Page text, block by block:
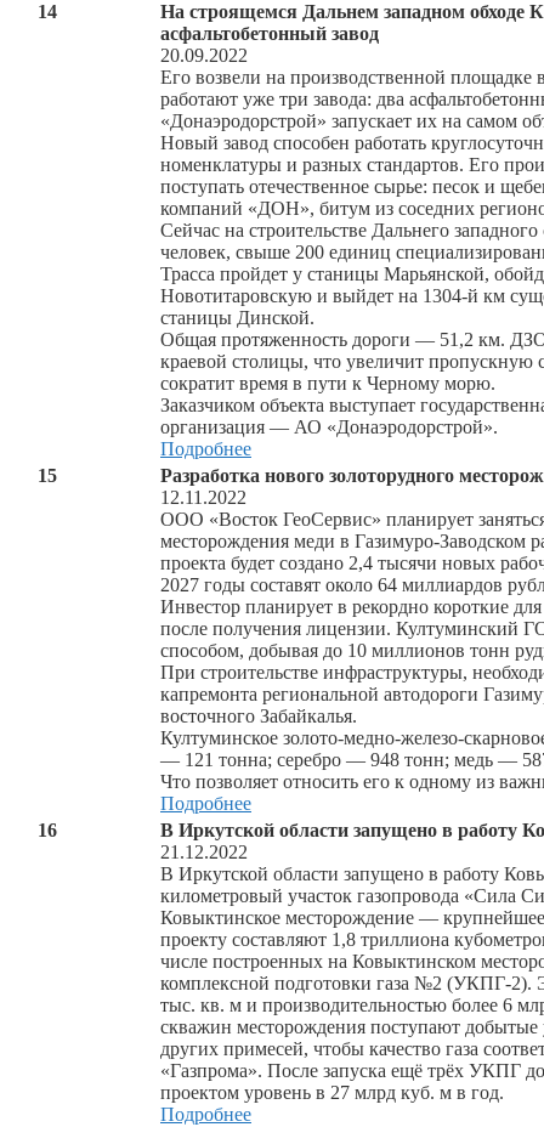
14
На строящемся Дальнем западном обходе
асфальтобетонный завод
20.09.2022
Его возвели на производственной площадке
работают уже три завода: два
«Донаэродорстрой» запускает их на самом
Новый завод способен работать
номенклатуры и разных стандартов. Его
поступать отечественное сырье: песок и
компаний «ДОН», битум из соседних
Сейчас на строительстве Дальнего
человек, свыше 200 единиц
Трасса пройдет у станицы Марьянской,
Новотитаровскую и выйдет на 1304-й км
станицы Динской.
Общая протяженность дороги — 51,2 км.
краевой столицы, что увеличит пропускную
сократит время в пути к Черному морю.
Заказчиком объекта выступает
организация — АО «Донаэродорстрой».
Подробнее
15
Разработка нового золоторудного
12.11.2022
ООО «Восток ГеоСервис» планирует
месторождения меди в Газимуро-Заводском
проекта будет создано 2,4 тысячи новых
2027 годы составят около 64 миллиардов
Инвестор планирует в рекордно короткие
после получения лицензии. Култуминский
способом, добывая до 10 миллионов тонн
При строительстве инфраструктуры,
капремонта региональной автодороги
восточного Забайкалья.
Култуминское золото-медно-железо-
— 121 тонна; серебро — 948 тонн; медь —
Что позволяет относить его к одному из
Подробнее
16
В Иркутской области запущено в работу
21.12.2022
В Иркутской области запущено в работу
километровый участок газопровода «Сила
Ковыктинское месторождение — крупнейшее
проекту составляют 1,8 триллиона
числе построенных на Ковыктинском
комплексной подготовки газа №2 (УКПГ-2).
тыс. кв. м и производительностью более 6
скважин месторождения поступают
других примесей, чтобы качество газа
«Газпрома». После запуска ещё трёх УКПГ
проектом уровень в 27 млрд куб. м в год.
Подробнее